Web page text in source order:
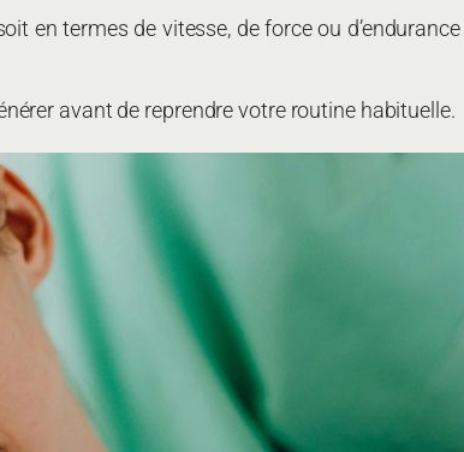
en termes de vitesse, de force ou
avant de reprendre votre routine habituelle.